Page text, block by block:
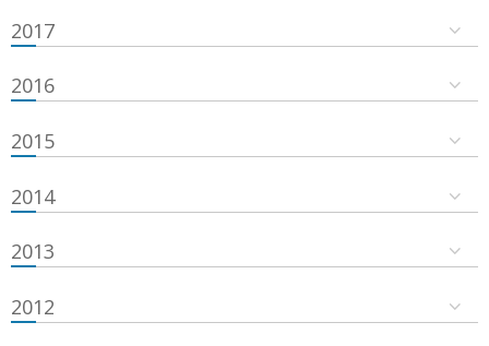
2017
2016
2015
2014
2013
2012